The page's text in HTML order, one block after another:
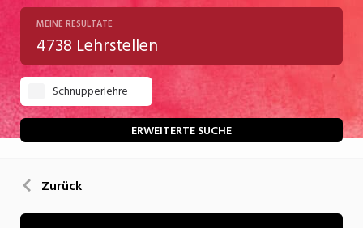
2028
Chemie/Pharma
Gastgewerbe
Gesundheit/Pflege/Soziales
Handwerk/Technik
Kultur
MEINE RESULTATE
4738 Lehrstellen
Schnupperlehre
ERWEITERTE SUCHE
Zurück